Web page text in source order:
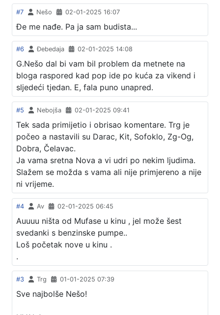
#7 Nešo 02-01-2025 16:07
Đe me nađe. Pa ja sam budista...
#6 Đebedaja 02-01-2025 14:08
G.Nešo dal bi vam bil problem da metnete na
bloga raspored kad pop ide po kuća za vikend i
sljedeći tjedan. E, fala puno unapred.
#5 Nebojša 02-01-2025 09:41
Tek sada primijetio i obrisao komentare. Trg je
počeo a nastavili su Darac, Kit, Sofoklo, Zg-Og,
Dobra, Čelavac.
Ja vama sretna Nova a vi udri po nekim ljudima.
Slažem se možda s vama ali nije primjereno a nije
ni vrijeme.
#4 Av 02-01-2025 06:45
Auuuu ništa od Mufase u kinu , jel može šest
svedanki s benzinske pumpe..
Loš početak nove u kinu .
.
#3 Trg 01-01-2025 07:39
Sve najbolše Nešo!